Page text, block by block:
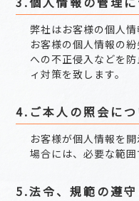
弊社はお客様の個人情
お客様の個人情報の
への不正侵入などを
ィ対策を致します。
4.ご本人の照会につ
お客様が個人情報を
場合には、必要な範囲
5.法令、規範の遵